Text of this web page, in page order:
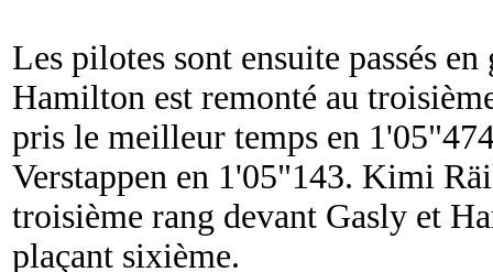
Les pilotes sont ensuite passés
Hamilton est remonté au
pris le meilleur temps en
Verstappen en 1'05"143. Kimi
troisième rang devant Gasly et
plaçant sixième.